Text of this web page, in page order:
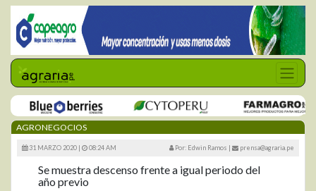
AGRONEGOCIOS
31 MARZO 2020 | 08:24 AM Por: Edwin Ramos | prensa@agraria.pe
Se muestra descenso frente a igual periodo del
año previo